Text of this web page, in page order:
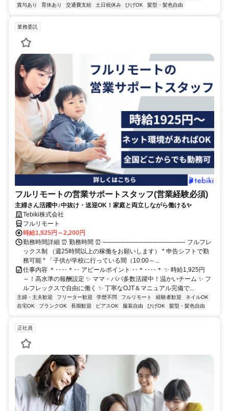
賞与あり
育休あり 交通費支給 土日祝休み ひげOK 髪型・髪色自由
業務委託
フルリモートの営業サポートスタッフ(営業経験必須)
主婦さん活躍中♪中抜け・送迎OK！家庭と両立しながら働ける✨
Tebiki株式会社
フルリモート
時給1,925円～2,200円
勤務時間詳細 ⏰ 勤務時間 ⏰ ────────────────── フルフレ
ックス制 （週25時間以上の稼働をお願いします） * 申告シフトで勤
務可能 * 「子供が学校に行っている間（10:00～...
仕事内容 ＊‥‥＊‥ アピールポイント ‥＊‥‥＊ ✨ 時給1,925円
～！高水準の報酬設定 ✨ ママ・パパ多数活躍中！温かいチーム ✨ フ
ルフレックスで自由に働く ✨ 丁寧なOJT＆マニュアル完備で...
主婦・主夫歓迎 フリーター歓迎 学歴不問 フルリモート 経験者歓迎
ネイルOK
在宅OK
ブランクOK 長期歓迎 ピアスOK 服装自由 ひげOK 髪型・髪色自由
正社員